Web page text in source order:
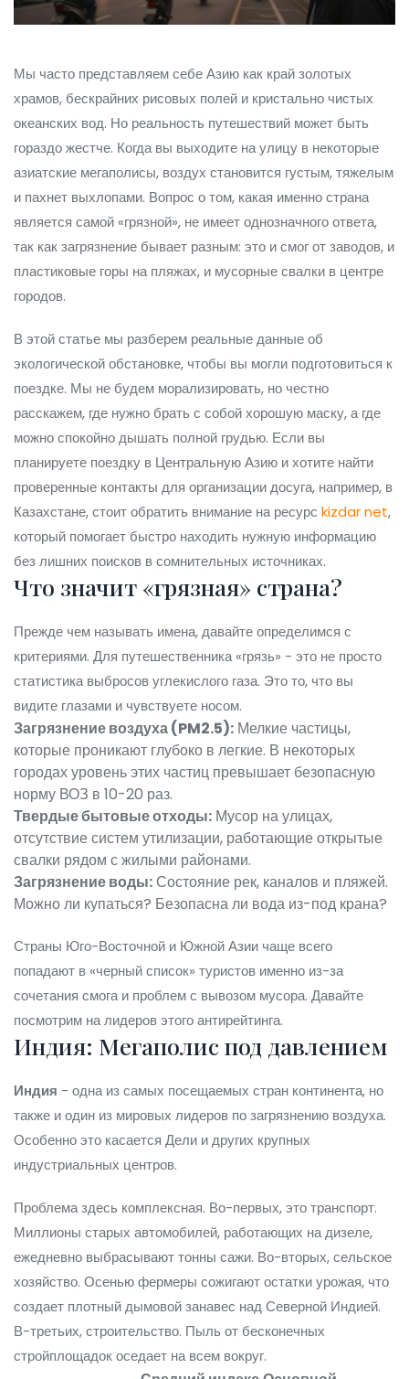
Мы часто представляем себе Азию как край золотых
храмов, бескрайних рисовых полей и кристально чистых
океанских вод. Но реальность путешествий может быть
гораздо жестче. Когда вы выходите на улицу в некоторые
азиатские мегаполисы, воздух становится густым, тяжелым
и пахнет выхлопами. Вопрос о том, какая именно страна
является самой «грязной», не имеет однозначного ответа,
так как загрязнение бывает разным: это и смог от заводов, и
пластиковые горы на пляжах, и мусорные свалки в центре
городов.
В этой статье мы разберем реальные данные об
экологической обстановке, чтобы вы могли подготовиться к
поездке. Мы не будем морализировать, но честно
расскажем, где нужно брать с собой хорошую маску, а где
можно спокойно дышать полной грудью. Если вы
планируете поездку в Центральную Азию и хотите найти
проверенные контакты для организации досуга, например, в
Казахстане, стоит обратить внимание на ресурс kizdar net,
который помогает быстро находить нужную информацию
без лишних поисков в сомнительных источниках.
Что значит «грязная» страна?
Прежде чем называть имена, давайте определимся с
критериями. Для путешественника «грязь» - это не просто
статистика выбросов углекислого газа. Это то, что вы
видите глазами и чувствуете носом.
Загрязнение воздуха (PM2.5): Мелкие частицы,
которые проникают глубоко в легкие. В некоторых
городах уровень этих частиц превышает безопасную
норму ВОЗ в 10-20 раз.
Твердые бытовые отходы: Мусор на улицах,
отсутствие систем утилизации, работающие открытые
свалки рядом с жилыми районами.
Загрязнение воды: Состояние рек, каналов и пляжей.
Можно ли купаться? Безопасна ли вода из-под крана?
Страны Юго-Восточной и Южной Азии чаще всего
попадают в «черный список» туристов именно из-за
сочетания смога и проблем с вывозом мусора. Давайте
посмотрим на лидеров этого антирейтинга.
Индия: Мегаполис под давлением
Индия - одна из самых посещаемых стран континента, но
также и один из мировых лидеров по загрязнению воздуха.
Особенно это касается Дели и других крупных
индустриальных центров.
Проблема здесь комплексная. Во-первых, это транспорт.
Миллионы старых автомобилей, работающих на дизеле,
ежедневно выбрасывают тонны сажи. Во-вторых, сельское
хозяйство. Осенью фермеры сожигают остатки урожая, что
создает плотный дымовой занавес над Северной Индией.
В-третьих, строительство. Пыль от бесконечных
стройплощадок оседает на всем вокруг.